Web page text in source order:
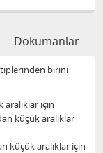
Dökümanlar
tiplerinden birini
aralıklar için
küçük aralıklar
küçük aralıklar için